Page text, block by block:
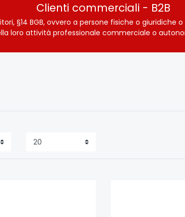
Clienti commerciali - B2B
§14 BGB, ovvero a persone fisiche o
loro attività professionale commerciale o